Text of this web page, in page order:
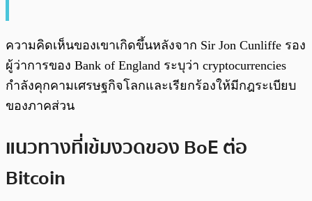
ความคิดเห็นของเขาเกิดขึ้นหลังจาก Sir Jon Cunliffe รอง
ผู้ว่าการของ Bank of England ระบุว่า cryptocurrencies
กำลังคุกคามเศรษฐกิจโลกและเรียกร้องให้มีกฎระเบียบ
ของภาคส่วน
แนวทางที่เข้มงวดของ BoE ต่อ
Bitcoin